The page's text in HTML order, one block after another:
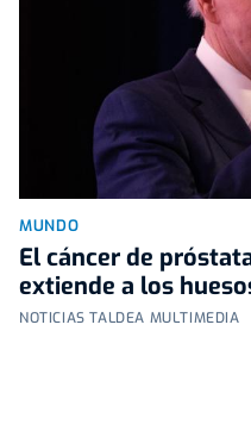
MUNDO
El cáncer de
extiende a los
NOTICIAS TALDEA MULTIMEDIA